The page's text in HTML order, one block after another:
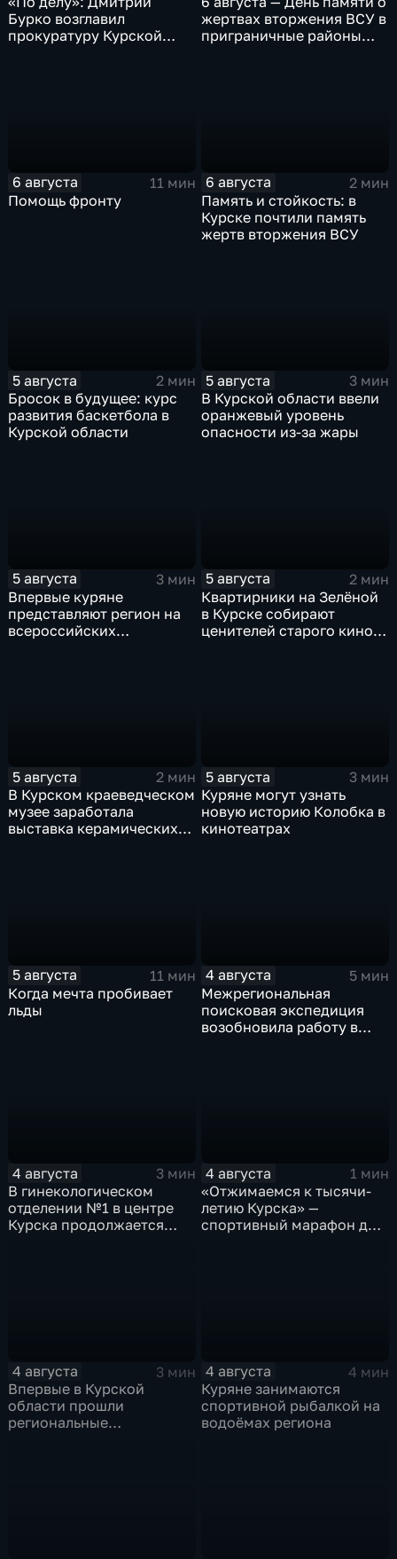
Бурко возглавил
прокуратуру Курской
жертвах вторжения ВСУ в
приграничные районы
6 августа
11 мин
Помощь фронту
6 августа
2 мин
Память и стойкость: в
Курске почтили память
жертв вторжения ВСУ
5 августа
2 мин
Бросок в будущее: курс
развития баскетбола в
Курской области
5 августа
3 мин
В Курской области ввели
оранжевый уровень
опасности из-за жары
5 августа
3 мин
Впервые куряне
представляют регион на
всероссийских
5 августа
2 мин
Квартирники на Зелёной
в Курске собирают
ценителей старого кино
5 августа
2 мин
В Курском краеведческом
музее заработала
выставка керамических
5 августа
3 мин
Куряне могут узнать
новую историю Колобка в
кинотеатрах
5 августа
11 мин
Когда мечта пробивает
льды
4 августа
5 мин
Межрегиональная
поисковая экспедиция
возобновила работу в
4 августа
3 мин
В гинекологическом
отделении №1 в центре
Курска продолжается
4 августа
1 мин
«Отжимаемся к тысячи-
летию Курска» —
спортивный марафон для
4 августа
3 мин
Впервые в Курской
области прошли
региональные
4 августа
4 мин
Куряне занимаются
спортивной рыбалкой на
водоёмах региона